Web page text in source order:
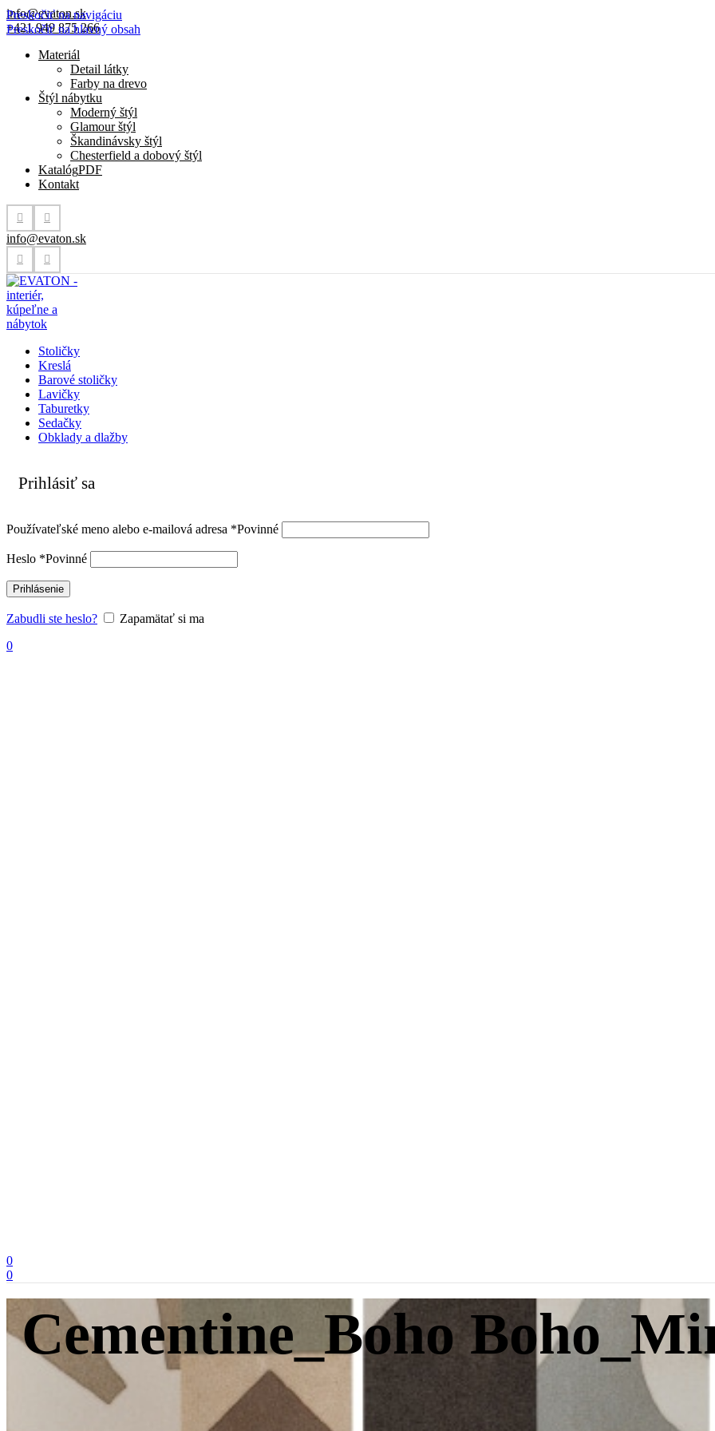
Preskočiť na navigáciu
Preskočiť na hlavný obsah
info@evaton.sk
+421 949 875 266
Materiál
Detail látky
Farby na drevo
Štýl nábytku
Moderný štýl
Glamour štýl
Škandinávsky štýl
Chesterfield a dobový štýl
KatalógPDF
Kontakt
info@evaton.sk
Stoličky
Kreslá
Barové stoličky
Lavičky
Taburetky
Sedačky
Obklady a dlažby
Prihlásiť sa
Používateľské meno alebo e-mailová adresa *Povinné
Heslo *Povinné
Prihlásenie
Zabudli ste heslo?
Zapamätať si ma
0
0
0
Cementine_Boho